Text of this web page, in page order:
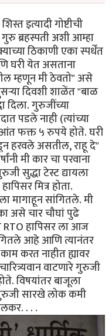
इत्यादी गोष्टीची
ब्रहस्पती अशी आम्हा
ठिकाणी एका स्पर्धेंत
घरी येत असताना
म्हणून मी ठेवतो" असे
दिवशी शाळेंत "बाळ
दिला. गुरुजींच्या
पडले नाही (त्यांच्या
फक्त ५ रुपये होते. घरी
हरवले असतील, राहू दे"
मी कार चा परवाना
सुद्धा टेस्ट द्यायला
मित्र होता.
मागाहून सांगितले. मी
असे चार चौघां पुढे
RTO हापिसर ला आज
आहे आणि त्यानंतर
करत नाहीत ह्यावर
वाटणारे गुरुजी
विषयांतर बाजूला
सारखे लोक कमी
. . .